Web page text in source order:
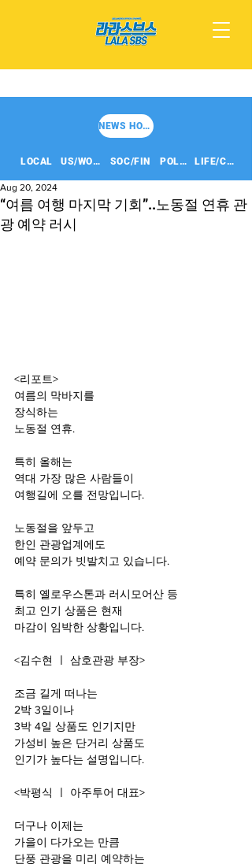
NEWS HOME
LOCAL US/WORLD SOC/FIN POLITICS LIFE/CULT
“여름 여행 마지막 기회”..노동절 연휴 관
광 예약 러시
Aug 20, 2024
<리포트>
여름의 막바지를
장식하는
노동절 연휴.
특히 올해는
역대 가장 많은 사람들이
여행길에 오를 전망입니다.
노동절을 앞두고
한인 관광업계에도
예약 문의가 빗발치고 있습니다.
특히 옐로우스톤과 러시모어산 등
최고 인기 상품은 현재
마감이 임박한 상황입니다.
<김수현 ㅣ 삼호관광 부장>
조금 길게 떠나는
2박 3일이나
3박 4일 상품도 인기지만
가성비 높은 단거리 상품도
인기가 높다는 설명입니다.
<박평식 ㅣ 아주투어 대표>
더구나 이제는
가을이 다가오는 만큼
단풍 관광을 미리 예약하는